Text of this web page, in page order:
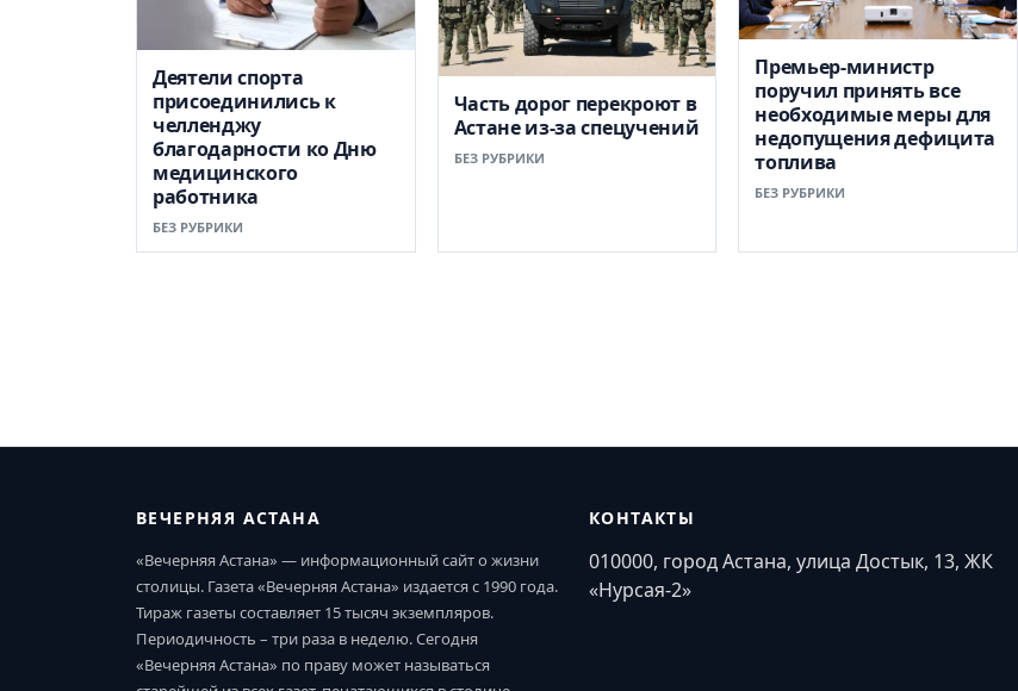
Деятели спорта
присоединились к
челленджу
благодарности ко Дню
медицинского
работника
БЕЗ РУБРИКИ
Часть дорог перекроют в
Астане из-за спецучений
БЕЗ РУБРИКИ
Премьер-министр
поручил принять все
необходимые меры для
недопущения дефицита
топлива
БЕЗ РУБРИКИ
ВЕЧЕРНЯЯ АСТАНА
«Вечерняя Астана» — информационный сайт о жизни
столицы. Газета «Вечерняя Астана» издается с 1990 года.
Тираж газеты составляет 15 тысяч экземпляров.
Периодичность – три раза в неделю. Сегодня
«Вечерняя Астана» по праву может называться
КОНТАКТЫ
010000, город Астана, улица Достык, 13, ЖК
«Нурсая-2»